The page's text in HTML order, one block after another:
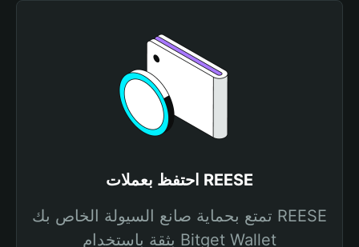
احتفظ بعملات REESE
تمتع بحماية صانع السيولة الخاص بك REESE
بثقة باستخدام Bitget Wallet